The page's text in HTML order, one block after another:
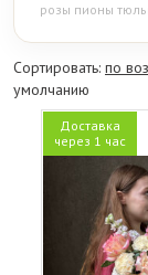
розы пионы
Сортировать: по
умолчанию
Доставка
через 1 час